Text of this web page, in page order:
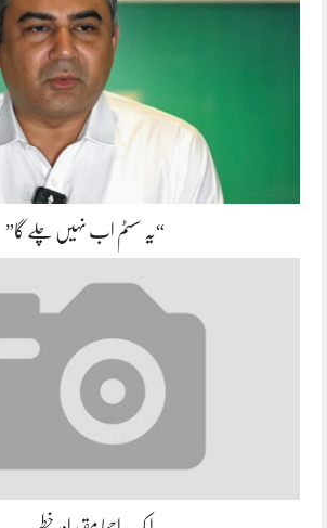
“یہ سسٹم اب نہیں چلے گا”